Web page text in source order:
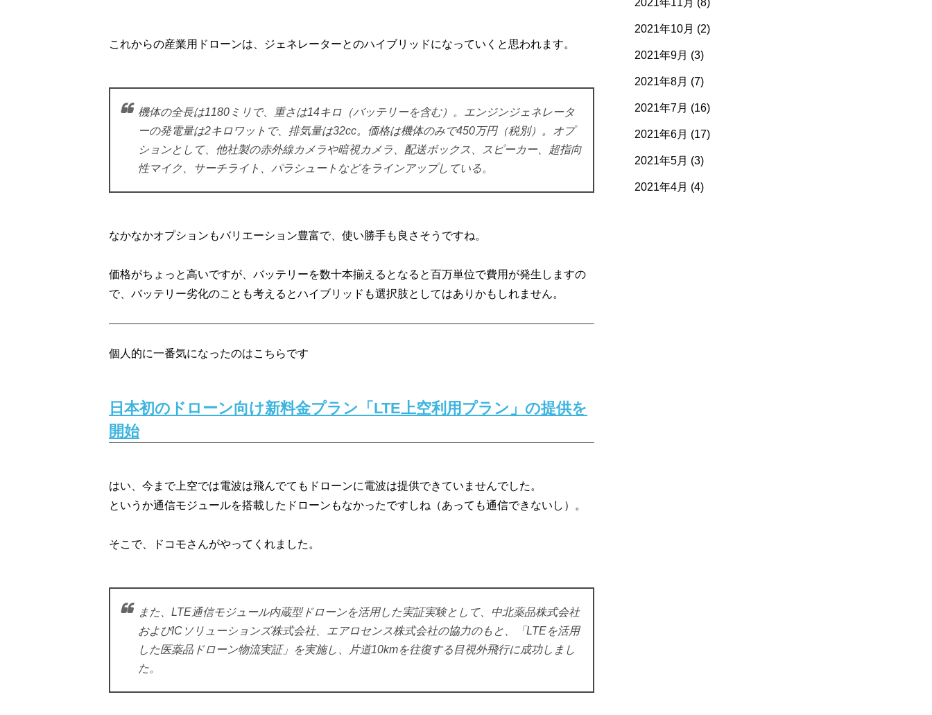
これからの産業用ドローンは、ジェネレーターとのハイブリッドになっていくと思われます。
機体の全長は1180ミリで、重さは14キロ（バッテリーを含む）。エンジンジェネレータ
ーの発電量は2キロワットで、排気量は32cc。価格は機体のみで450万円（税別）。オプ
ションとして、他社製の赤外線カメラや暗視カメラ、配送ボックス、スピーカー、超指向
性マイク、サーチライト、パラシュートなどをラインアップしている。
なかなかオプションもバリエーション豊富で、使い勝手も良さそうですね。
価格がちょっと高いですが、バッテリーを数十本揃えるとなると百万単位で費用が発生しますの
で、バッテリー劣化のことも考えるとハイブリッドも選択肢としてはありかもしれません。
個人的に一番気になったのはこちらです
日本初のドローン向け新料金プラン「LTE上空利用プラン」の提供を
開始
はい、今まで上空では電波は飛んでてもドローンに電波は提供できていませんでした。
というか通信モジュールを搭載したドローンもなかったですしね（あっても通信できないし）。
そこで、ドコモさんがやってくれました。
また、LTE通信モジュール内蔵型ドローンを活用した実証実験として、中北薬品株式会社
およびICソリューションズ株式会社、エアロセンス株式会社の協力のもと、「LTEを活用
した医薬品ドローン物流実証」を実施し、片道10kmを往復する目視外飛行に成功しまし
た。
2021年11月 (8)
2021年10月 (2)
2021年9月 (3)
2021年8月 (7)
2021年7月 (16)
2021年6月 (17)
2021年5月 (3)
2021年4月 (4)